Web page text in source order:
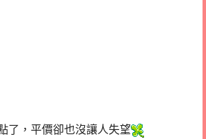
了，平價卻也沒讓人失望